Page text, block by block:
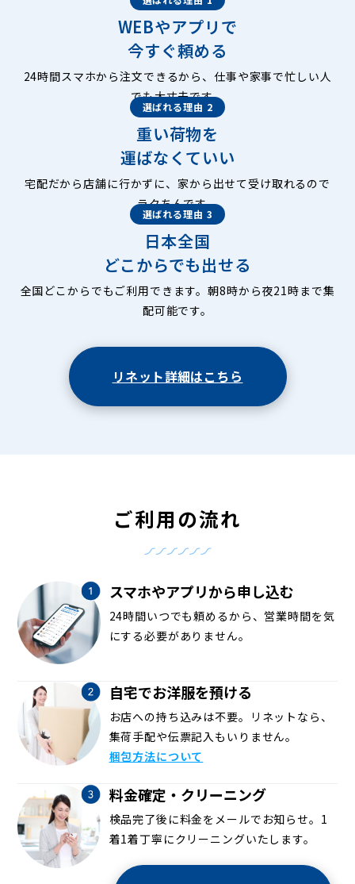
WEBやアプリで
今すぐ頼める
24時間スマホから注文できるから、仕事や家事で忙しい人
でも大丈夫です。
選ばれる理由 2
重い荷物を
運ばなくていい
宅配だから店舗に行かずに、家から出せて受け取れるので
ラクちんです。
選ばれる理由 3
日本全国
どこからでも出せる
全国どこからでもご利用できます。朝8時から夜21時まで集
配可能です。
リネット詳細はこちら
ご利用の流れ
スマホやアプリから申し込む
24時間いつでも頼めるから、営業時間を気
にする必要がありません。
自宅でお洋服を預ける
お店への持ち込みは不要。リネットなら、
集荷手配や伝票記入もいりません。
梱包方法について
料金確定・クリーニング
検品完了後に料金をメールでお知らせ。1
着1着丁寧にクリーニングいたします。